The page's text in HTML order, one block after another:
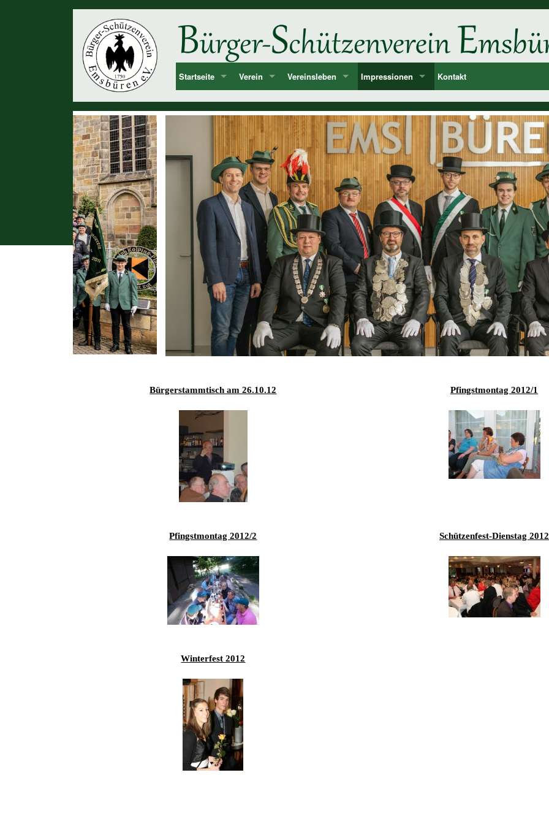
Startseite
Bekanntmachung & Termine
Dorf Emsbüren
Verein
Vorstand
Mitglieder
Junggesellen
Chronologie der Könige und Ämter
Vereinshistorie ab 1750
Vereinsleben
Unsere Feste und Veranstaltungen
Musik - Lieder - passende Worte PANIK-Orchester
Impressionen
2026
2025
2024
2023
2022
2021
2020
2019
2018
2017
Kontakt
Bürgerstammtisch am 26.10.12 Pfingstmontag 2012/1
Pfingstmontag 2012/2 Schützenfest-Dienstag 2012
Winterfest 2012